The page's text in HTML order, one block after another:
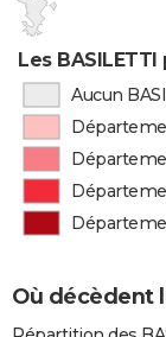
Les
Aucun
Où décèdent